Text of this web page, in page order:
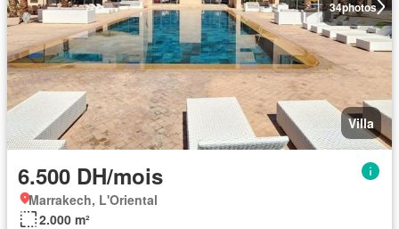
34photos
Villa
6.500 DH/mois
Marrakech, L'Oriental
2.000 m²